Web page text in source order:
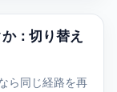
：切り替え
ら同じ経路を再